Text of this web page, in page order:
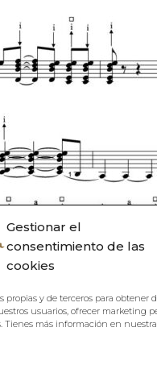
Gestionar el
consentimiento de las
cookies
propias y de terceros para obtener
usuarios, ofrecer marketing
Tienes más información en nuestra